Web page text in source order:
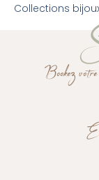
Collections
Bookez